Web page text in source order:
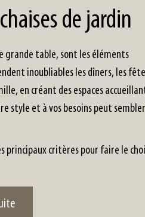
de jardin
grande table, sont les éléments
inoubliables les dîners, les
en créant des espaces
style et à vos besoins peut sembler
principaux critères pour faire le